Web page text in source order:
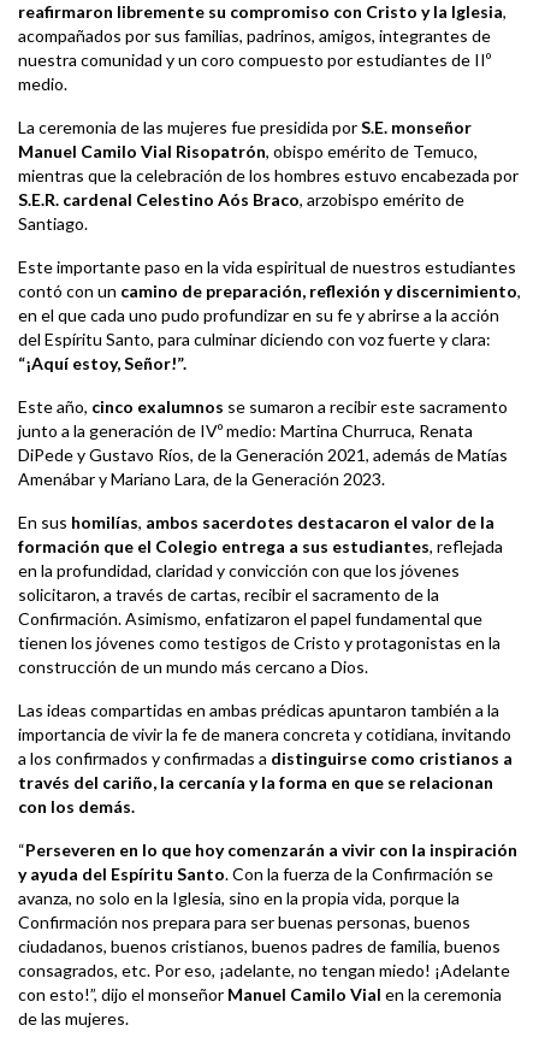
reafirmaron libremente su compromiso con Cristo y la Iglesia,
acompañados por sus familias, padrinos, amigos, integrantes de
nuestra comunidad y un coro compuesto por estudiantes de IIº
medio.
La ceremonia de las mujeres fue presidida porS.E. monseñor
Manuel Camilo Vial Risopatrón, obispo emérito de Temuco,
mientras que la celebración de los hombres estuvo encabezada por
S.E.R. cardenal Celestino Aós Braco, arzobispo emérito de
Santiago.
Este importante paso en la vida espiritual de nuestros estudiantes
contó con un camino de preparación, reflexión y discernimiento,
en el que cada uno pudo profundizar en su fe y abrirse a la acción
del Espíritu Santo, para culminar diciendo con voz fuerte y clara:
“¡Aquí estoy, Señor!”.
Este año, cinco exalumnos se sumaron a recibir este sacramento
junto a la generación de IVº medio: Martina Churruca, Renata
DiPede y Gustavo Ríos, de la Generación 2021, además de Matías
Amenábar y Mariano Lara, de la Generación 2023.
En sus homilías, ambos sacerdotes destacaron el valor de la
formación que el Colegio entrega a sus estudiantes, reflejada
en la profundidad, claridad y convicción con que los jóvenes
solicitaron, a través de cartas, recibir el sacramento de la
Confirmación. Asimismo, enfatizaron el papel fundamental que
tienen los jóvenes como testigos de Cristo y protagonistas en la
construcción de un mundo más cercano a Dios.
Las ideas compartidas en ambas prédicas apuntaron también a la
importancia de vivir la fe de manera concreta y cotidiana, invitando
a los confirmados y confirmadas a distinguirse como cristianos a
través del cariño, la cercanía y la forma en que se relacionan
con los demás.
“Perseveren en lo que hoy comenzarán a vivir con la inspiración
y ayuda del Espíritu Santo. Con la fuerza de la Confirmación se
avanza, no solo en la Iglesia, sino en la propia vida, porque la
Confirmación nos prepara para ser buenas personas, buenos
ciudadanos, buenos cristianos, buenos padres de familia, buenos
consagrados, etc. Por eso, ¡adelante, no tengan miedo! ¡Adelante
con esto!”, dijo el monseñor Manuel Camilo Vial en la ceremonia
de las mujeres.